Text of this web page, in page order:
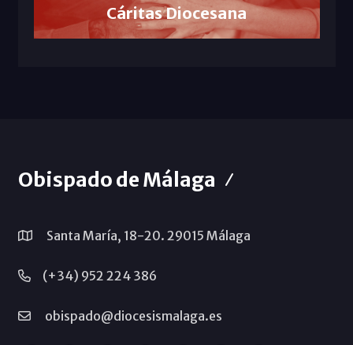
Cáritas Diocesana
Obispado de Málaga
Santa María, 18-20. 29015 Málaga
(+34) 952 224 386
obispado@diocesismalaga.es